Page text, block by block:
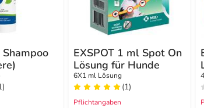
EXSPOT 1 ml Spot On
Lösung für Hunde
6X1 ml Lösung
(1)
Pflichtangaben